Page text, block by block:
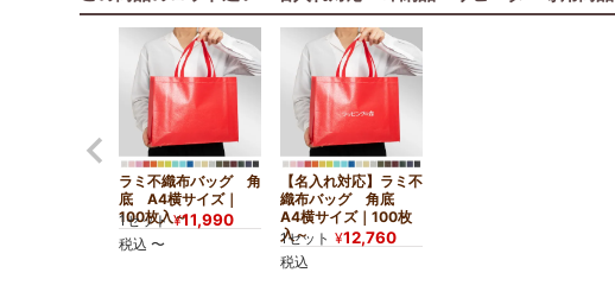
ラミ不織布バッグ 角
底 A4横サイズ｜
100枚入～
1セット ¥11,990
税込 〜
【名入れ対応】ラミ不
織布バッグ 角底
A4横サイズ｜100枚
入～
1セット ¥12,760
税込